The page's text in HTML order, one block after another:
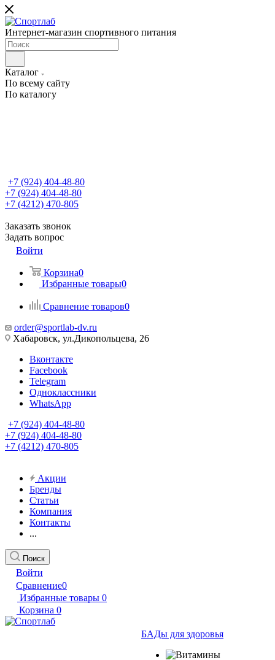
Интернет-магазин спортивного питания
Каталог
По всему сайту
По каталогу
+7 (924) 404-48-80
+7 (924) 404-48-80
+7 (4212) 470-805
Заказать звонок
Задать вопрос
Войти
Корзина0
Избранные товары0
Сравнение товаров0
order@sportlab-dv.ru
Хабаровск, ул.Дикопольцева, 26
Вконтакте
Facebook
Telegram
Одноклассники
WhatsApp
+7 (924) 404-48-80
+7 (924) 404-48-80
+7 (4212) 470-805
Акции
Бренды
Статьи
Компания
Контакты
...
Поиск
Войти
Сравнение0
Избранные товары 0
Корзина 0
БАДы для здоровья